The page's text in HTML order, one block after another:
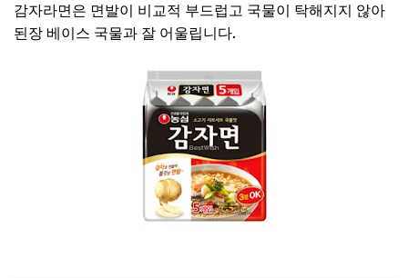
감자라면은 면발이 비교적 부드럽고 국물이 탁해지지 않아
된장 베이스 국물과 잘 어울립니다.